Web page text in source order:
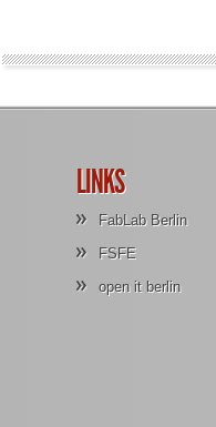
LINKS
FabLab Berlin
FSFE
open it berlin